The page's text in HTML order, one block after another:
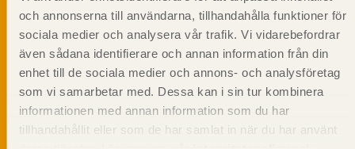
och annonserna till användarna, tillhandahålla funktioner för
sociala medier och analysera vår trafik. Vi vidarebefordrar
även sådana identifierare och annan information från din
enhet till de sociala medier och annons- och analysföretag
som vi samarbetar med. Dessa kan i sin tur kombinera
informationen med annan information som du har
tillhandahållit eller som de har samlat in när du har använt
Dela på
Prenumerera på Svenskt Träs
informationsutskick!